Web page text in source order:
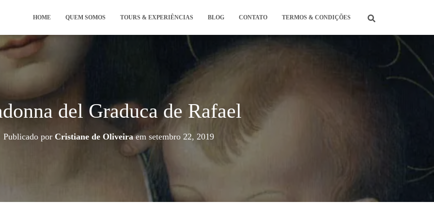
HOME QUEM SOMOS TOURS & EXPERIÊNCIAS BLOG CONTATO TERMOS & CONDIÇÕES
del Graduca de Rafael
Publicado por Cristiane de Oliveiraem setembro 22, 2019